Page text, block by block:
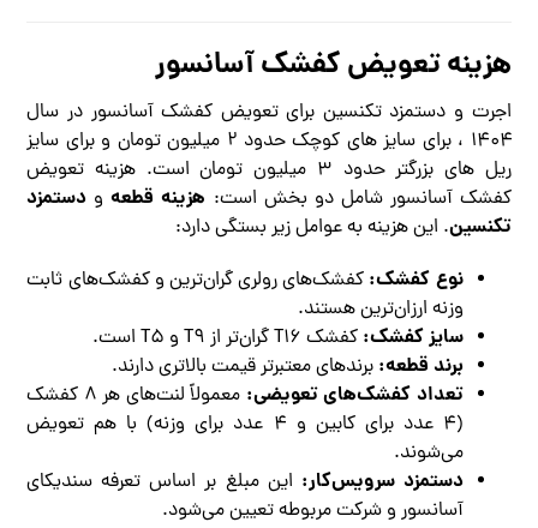
هزینه تعویض کفشک آسانسور
اجرت و دستمزد تکنسین برای تعویض کفشک آسانسور در سال
۱۴۰۴ ، برای سایز های کوچک حدود ۲ میلیون تومان و برای سایز
ریل های بزرگتر حدود ۳ میلیون تومان است. هزینه تعویض
کفشک آسانسور شامل دو بخش است: هزینه قطعهو دستمزد
تکنسین. این هزینه به عوامل زیر بستگی دارد:
نوع کفشک: کفشک‌های رولری گران‌ترین و کفشک‌های ثابت
وزنه ارزان‌ترین هستند.
سایز کفشک: کفشک T۱۶ گران‌تر از T۹ و T۵ است.
برند قطعه: برندهای معتبرتر قیمت بالاتری دارند.
تعداد کفشک‌های تعویضی:
معمولاً لنت‌های هر ۸ کفشک
(۴ عدد برای کابین و ۴ عدد برای وزنه) با هم تعویض
می‌شوند.
دستمزد سرویس‌کار: این مبلغ بر اساس تعرفه سندیکای
آسانسور و شرکت مربوطه تعیین می‌شود.